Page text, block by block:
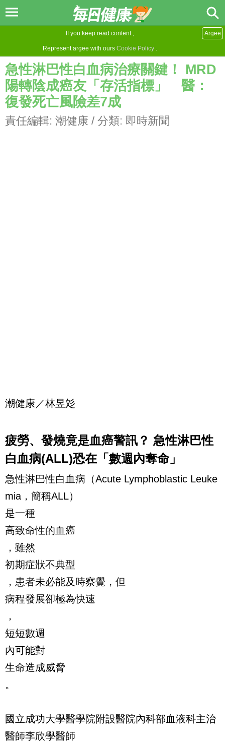
If you keep read content ,
Represent argee with ours Cookie Policy .
Argee
急性淋巴性白血病治療關鍵！ MRD
陽轉陰成癌友「存活指標」 醫：
復發死亡風險差7成
責任編輯: 潮健康 / 分類: 即時新聞
潮健康／林昱彣
疲勞、發燒竟是血癌警訊？ 急性淋巴性
白血病(ALL)恐在「數週內奪命」
急性淋巴性白血病（Acute Lymphoblastic Leuke
mia，簡稱ALL）
是一種
高致命性的血癌
，雖然
初期症狀不典型
，患者未必能及時察覺，但
病程發展卻極為快速
，
短短數週
內可能對
生命造成威脅
。
國立成功大學醫學院附設醫院內科部血液科主治
醫師李欣學醫師